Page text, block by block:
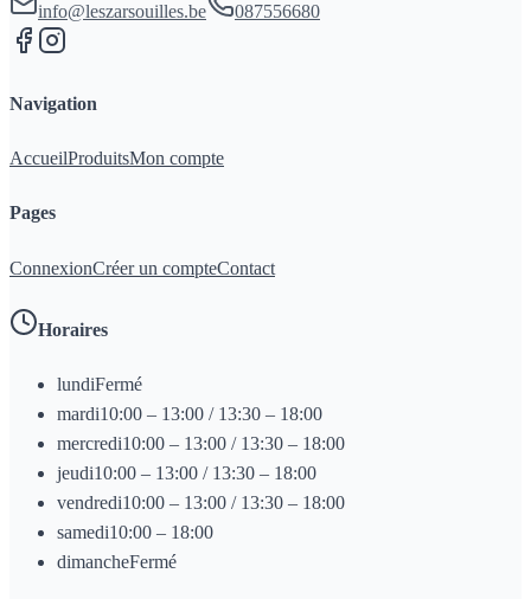
info@leszarsouilles.be 087556680
Navigation
AccueilProduitsMon compte
Pages
ConnexionCréer un compteContact
Horaires
lundiFermé
mardi10:00 – 13:00 / 13:30 – 18:00
mercredi10:00 – 13:00 / 13:30 – 18:00
jeudi10:00 – 13:00 / 13:30 – 18:00
vendredi10:00 – 13:00 / 13:30 – 18:00
samedi10:00 – 18:00
dimancheFermé